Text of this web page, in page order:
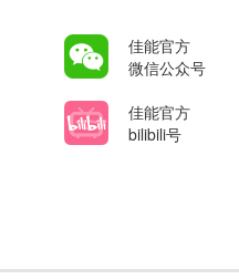
佳能官方
微信公众号
佳能官方
bilibili号